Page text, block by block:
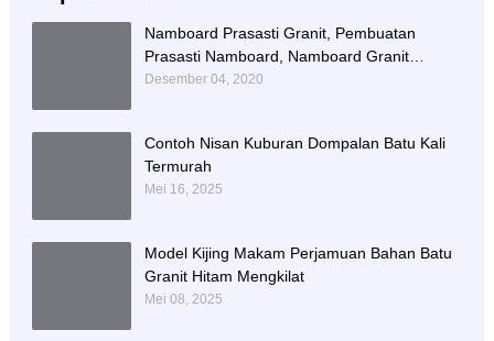
Namboard Prasasti Granit, Pembuatan
Prasasti Namboard, Namboard Granit
Tulungagung
Desember 04, 2020
Contoh Nisan Kuburan Dompalan Batu Kali
Termurah
Mei 16, 2025
Model Kijing Makam Perjamuan Bahan Batu
Granit Hitam Mengkilat
Mei 08, 2025